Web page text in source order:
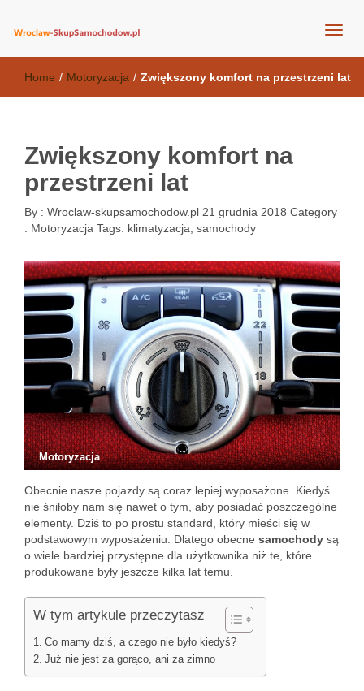
wroclaw-skupsamochodow.pl
Home / Motoryzacja / Zwiększony komfort na przestrzeni lat
Zwiększony komfort na
przestrzeni lat
By : Wroclaw-skupsamochodow.pl 21 grudnia 2018 Category
: Motoryzacja Tags: klimatyzacja samochody
Motoryzacja
Obecnie nasze pojazdy są coraz lepiej wyposażone. Kiedyś
nie śniłoby nam się nawet o tym, aby posiadać poszczególne
elementy. Dziś to po prostu standard, który mieści się w
podstawowym wyposażeniu. Dlatego obecne samochody są
o wiele bardziej przystępne dla użytkownika niż te, które
produkowane były jeszcze kilka lat temu.
W tym artykule przeczytasz
Co mamy dziś, a czego nie było kiedyś?
Już nie jest za gorąco, ani za zimno